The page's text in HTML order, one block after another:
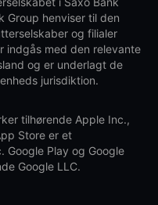
Group henviser til den
og filialer
indgås med den relevante
og er underlagt de
jurisdiktion.
tilhørende Apple Inc.,
Store er et
Play og Google
Google LLC.